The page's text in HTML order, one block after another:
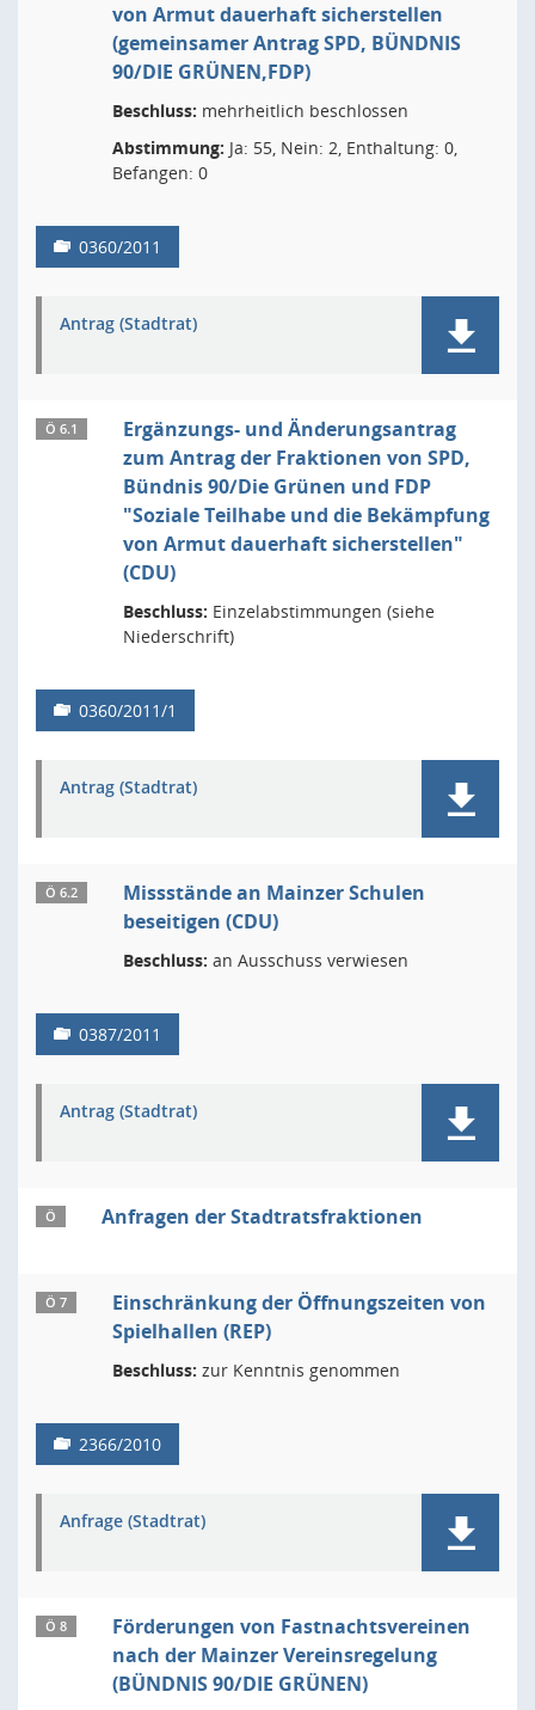
von Armut dauerhaft sicherstellen
(gemeinsamer Antrag SPD, BÜNDNIS
90/DIE GRÜNEN,FDP)
Beschluss: mehrheitlich beschlossen
Abstimmung: Ja: 55, Nein: 2, Enthaltung: 0,
Befangen: 0
0360/2011
Antrag (Stadtrat)
Ö 6.1
Ergänzungs- und Änderungsantrag
zum Antrag der Fraktionen von SPD,
Bündnis 90/Die Grünen und FDP
"Soziale Teilhabe und die Bekämpfung
von Armut dauerhaft sicherstellen"
(CDU)
Beschluss: Einzelabstimmungen (siehe
Niederschrift)
0360/2011/1
Antrag (Stadtrat)
Ö 6.2
Missstände an Mainzer Schulen
beseitigen (CDU)
Beschluss: an Ausschuss verwiesen
0387/2011
Antrag (Stadtrat)
Ö Anfragen der Stadtratsfraktionen
Ö 7
Einschränkung der Öffnungszeiten von
Spielhallen (REP)
Beschluss: zur Kenntnis genommen
2366/2010
Anfrage (Stadtrat)
Ö 8
Förderungen von Fastnachtsvereinen
nach der Mainzer Vereinsregelung
(BÜNDNIS 90/DIE GRÜNEN)